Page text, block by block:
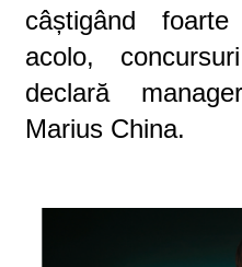
câștigând
acolo,
declară
Marius China.